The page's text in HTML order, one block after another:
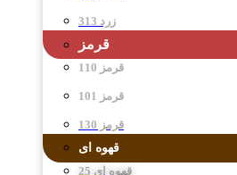
زرد 313
قرمز
قرمز 110
قرمز 101
قرمز 130
قهوه ای
قهوه ای 25